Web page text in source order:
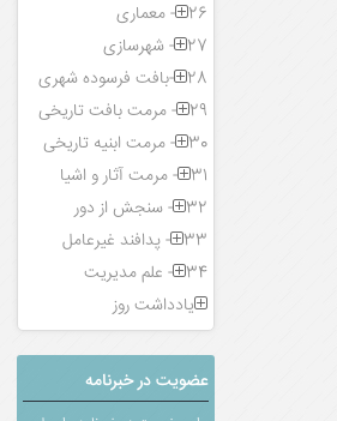
26- معماری
27- شهرسازی
28-بافت فرسوده شهری
29- مرمت بافت تاریخی
30- مرمت ابنیه تاریخی
31- مرمت آثار و اشیا
32- سنجش از دور
33- پدافند غیرعامل
34- علم مدیریت
یادداشت روز
عضویت در خبرنامه